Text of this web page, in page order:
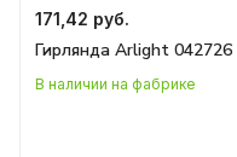
171,42 руб.
Гирлянда Arlight 042726
В наличии на фабрике